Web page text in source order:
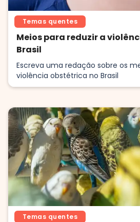
Temas quentes
Meios para reduzir a
Brasil
Escreva uma redação sobre os
violência obstétrica no Brasil
Temas quentes